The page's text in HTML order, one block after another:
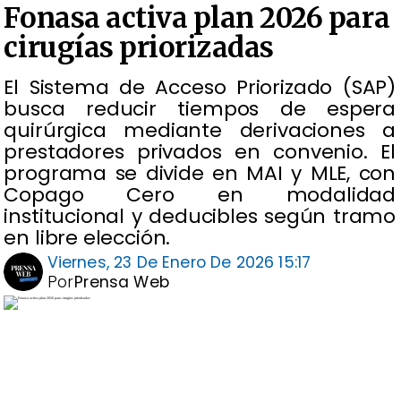
Fonasa activa plan 2026 para
cirugías priorizadas
El Sistema de Acceso Priorizado (SAP)
busca reducir tiempos de espera
quirúrgica mediante derivaciones a
prestadores privados en convenio. El
programa se divide en MAI y MLE, con
Copago Cero en modalidad
institucional y deducibles según tramo
en libre elección.
Viernes, 23 De Enero De 2026 15:17
Prensa Web
Por